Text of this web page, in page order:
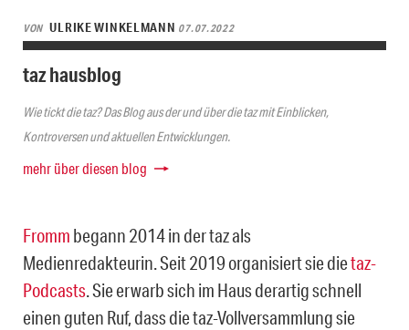
VON ULRIKE WINKELMANN 07.07.2022
taz hausblog
Wie tickt die taz? Das Blog aus der und über die taz mit Einblicken,
Kontroversen und aktuellen Entwicklungen.
mehr über diesen blog
Fromm begann 2014 in der taz als
Medienredakteurin. Seit 2019 organisiert sie dietaz-
Podcasts. Sie erwarb sich im Haus derartig schnell
einen guten Ruf, dass die taz-Vollversammlung sie